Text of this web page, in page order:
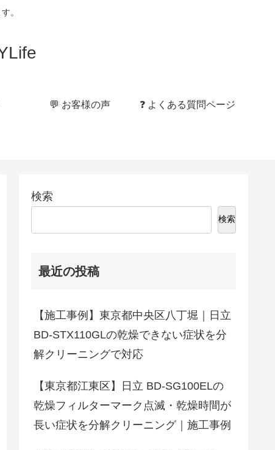
。
💬 お客様の声 ❓ よくある質問ページ
検索
検索
最近の投稿
【施工事例】東京都中央区八丁堀｜日立
BD-STX110GLの乾燥できない症状を分
解クリーニングで対応
【東京都江東区】日立 BD-SG100ELの
乾燥フィルターマーク点滅・乾燥時間が
長い症状を分解クリーニング｜施工事例